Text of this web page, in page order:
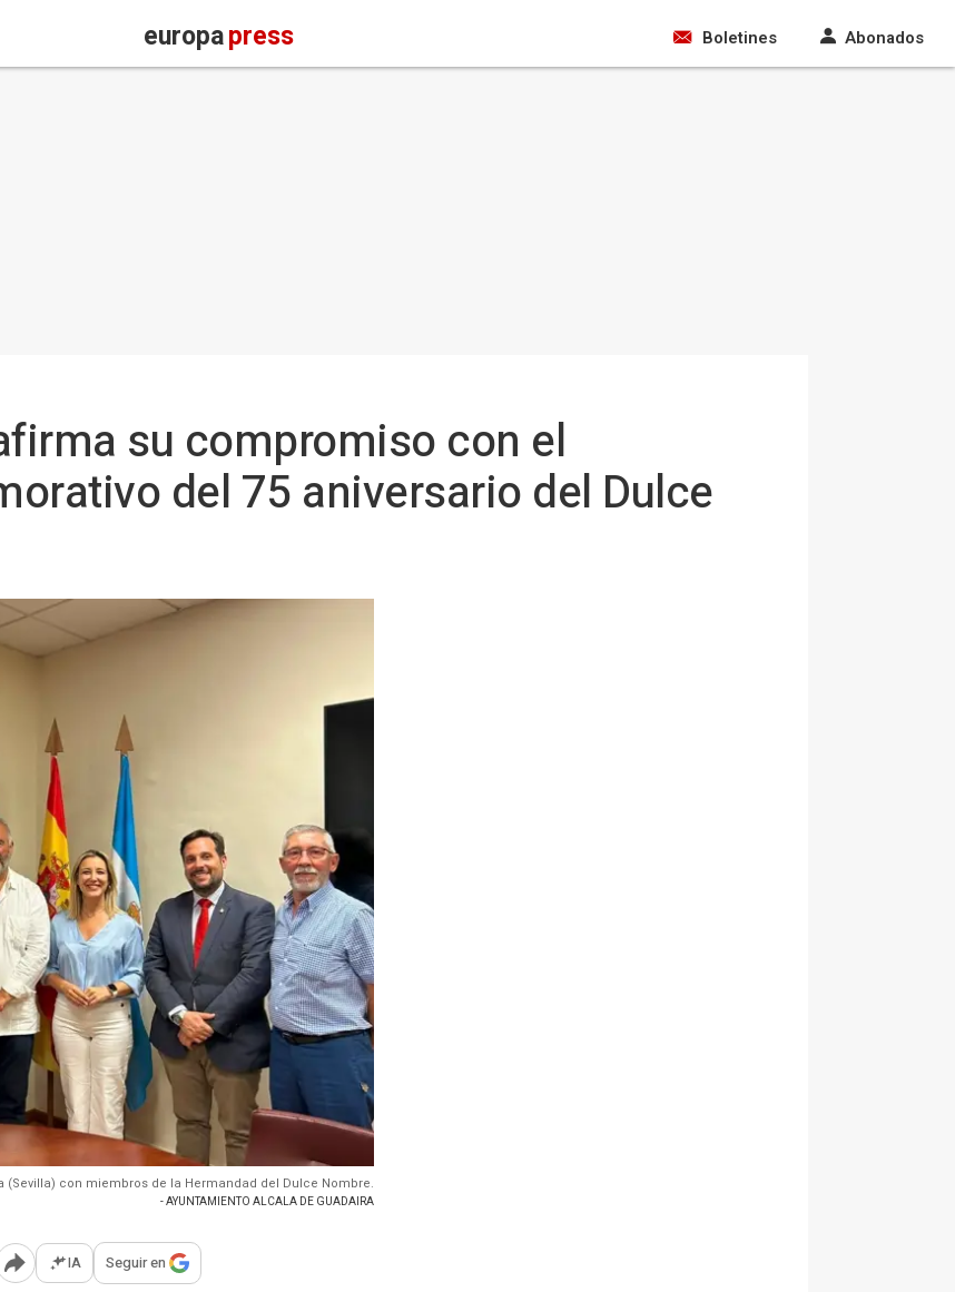
europapress Boletines Abonados
su compromiso con el
del 75 aniversario del Dulce
con miembros de la Hermandad del Dulce Nombre.
- AYUNTAMIENTO ALCALA DE GUADAIRA
Abrir opciones para compartir
IA Seguir en